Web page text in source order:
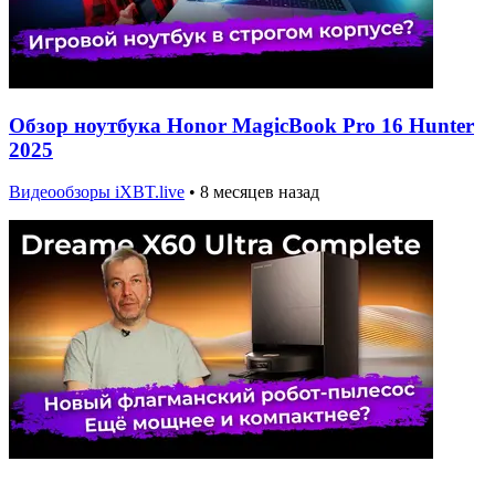
Обзор ноутбука Honor MagicBook Pro 16 Hunter
2025
Видеообзоры iXBT.live • 8 месяцев назад